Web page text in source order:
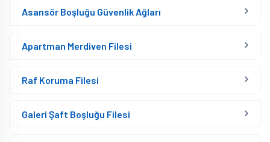
Asansör Boşluğu Güvenlik Ağları
Apartman Merdiven Filesi
Raf Koruma Filesi
Galeri Şaft Boşluğu Filesi